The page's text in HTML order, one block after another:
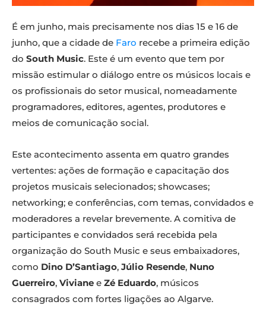
É em junho, mais precisamente nos dias 15 e 16 de
junho, que a cidade de Faro recebe a primeira edição
do South Music. Este é um evento que tem por
missão estimular o diálogo entre os músicos locais e
os profissionais do setor musical, nomeadamente
programadores, editores, agentes, produtores e
meios de comunicação social.
Este acontecimento assenta em quatro grandes
vertentes: ações de formação e capacitação dos
projetos musicais selecionados; showcases;
networking; e conferências, com temas, convidados e
moderadores a revelar brevemente. A comitiva de
participantes e convidados será recebida pela
organização do South Music e seus embaixadores,
como Dino D’Santiago, Júlio Resende, Nuno
Guerreiro, Viviane e Zé Eduardo, músicos
consagrados com fortes ligações ao Algarve.